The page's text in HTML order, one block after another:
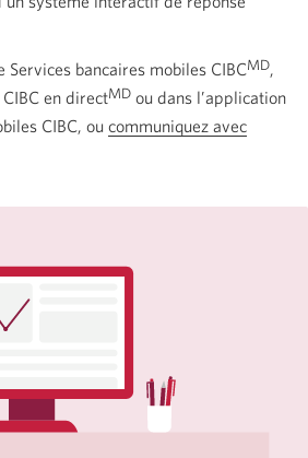
Services bancaires mobiles CIBCMD,
en directMD ou dans l’application
CIBC, ou communiquez avec